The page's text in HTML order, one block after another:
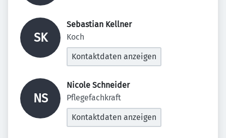
SK
Sebastian Kellner
Koch
Kontaktdaten anzeigen
NS
Nicole Schneider
Pflegefachkraft
Kontaktdaten anzeigen